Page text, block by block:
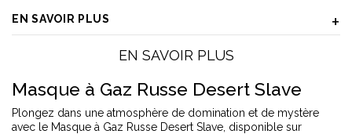
EN SAVOIR PLUS
EN SAVOIR PLUS
Masque à Gaz Russe Desert Slave
Plongez dans une atmosphère de domination et de mystère
avec le Masque à Gaz Russe Desert Slave, disponible sur